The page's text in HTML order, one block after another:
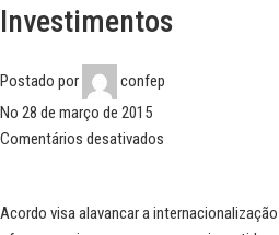
Investimentos
Postado por
confep
No 28 de março de 2015
Comentários desativados
Acordo visa alavancar a